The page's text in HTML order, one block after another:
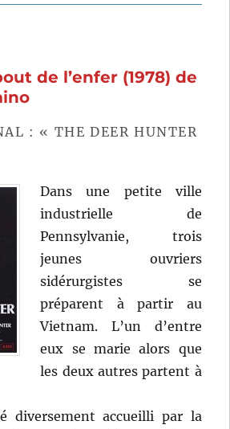
La
au
de
de l’enfer (1978) de
: « THE DEER HUNTER
Dans une petite ville
industrielle de
Pennsylvanie, trois
jeunes ouvriers
sidérurgistes se
préparent à partir au
Vietnam. L’un d’entre
eux se marie alors que
les deux autres partent à
diversement accueilli par la